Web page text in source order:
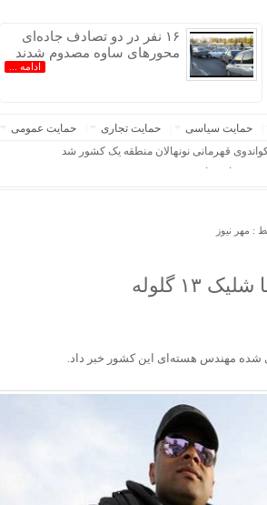
۱۶ نفر در دو تصادف جاده‌ای
محورهای ساوه مصدوم شدند
ادامه ...
حمایت سیاسی حمایت تجاری حمایت عمومی
قهرمانی نونهالان منطقه یک کشور شد
معدنی و ترانزیتی ایران و قرقیزستان
ایران ۲» تا ۳۱ مرداد
: مهر نیوز
گلوله
شده مهندس هسته‌ای این کشور خبر داد.